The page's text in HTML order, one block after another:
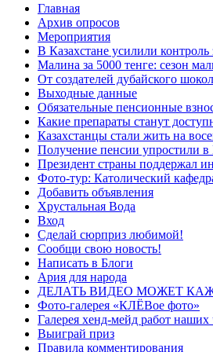
Главная
Архив опросов
Мероприятия
В Казахстане усилили
Малина за 5000 тенге: сезон
От создателей дубайского
Выходные данные
Обязательные пенсионные
Какие препараты станут
Казахстанцы стали жить на
Получение пенсии упростили в
Президент страны поддержал
Фото-тур: Католический
Добавить объявления
Хрустальная Вода
Вход
Сделай сюрприз любимой!
Сообщи свою новость!
Написать в Блоги
Ария для народа
ДЕЛАТЬ ВИДЕО МОЖЕТ
Фото-галерея «КЛЁВое фото»
Галерея хенд-мейд работ наших
Выиграй приз
Правила комментирования